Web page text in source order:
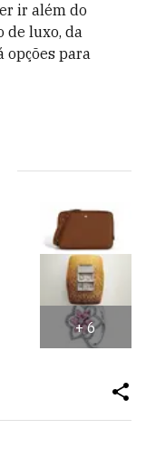
ir além do
de luxo, da
opções para
+6